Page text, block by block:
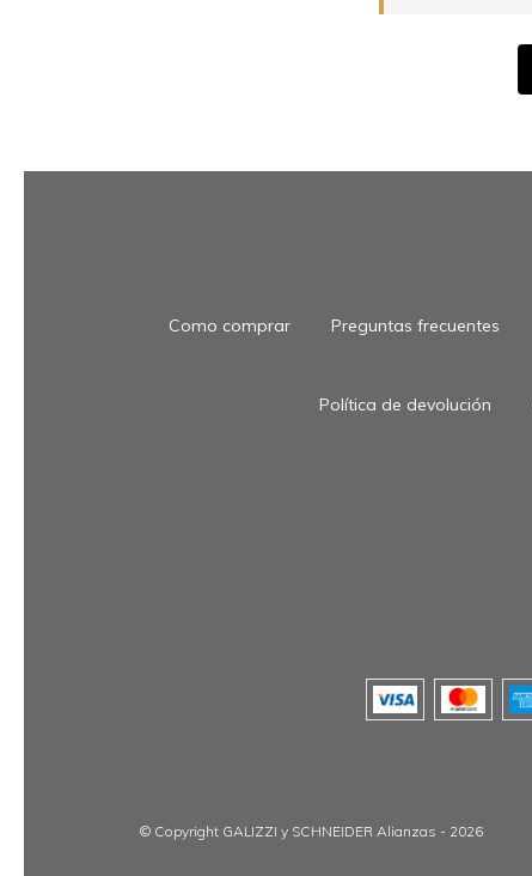
Como comprar Preguntas frecuentes
Política de devolución
© Copyright GALIZZI y SCHNEIDER Alianzas - 2026